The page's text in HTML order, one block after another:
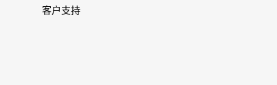
客户支持